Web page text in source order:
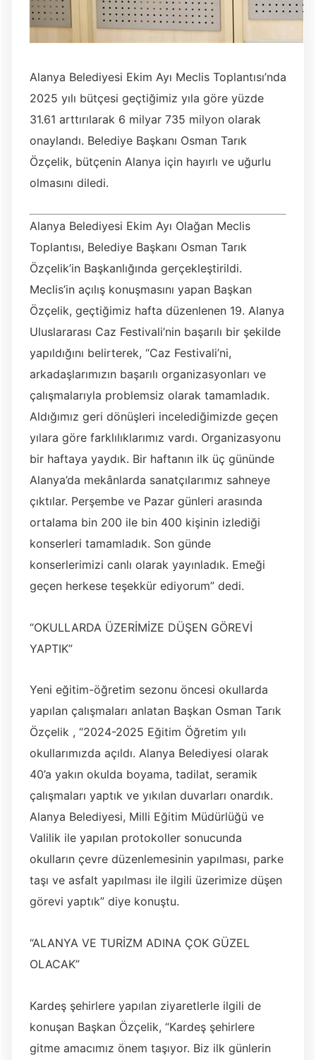
Alanya Belediyesi Ekim Ayı Meclis Toplantısı’nda
2025 yılı bütçesi geçtiğimiz yıla göre yüzde
31.61 arttırılarak 6 milyar 735 milyon olarak
onaylandı. Belediye Başkanı Osman Tarık
Özçelik, bütçenin Alanya için hayırlı ve uğurlu
olmasını diledi.
Alanya Belediyesi Ekim Ayı Olağan Meclis
Toplantısı, Belediye Başkanı Osman Tarık
Özçelik’in Başkanlığında gerçekleştirildi.
Meclis’in açılış konuşmasını yapan Başkan
Özçelik, geçtiğimiz hafta düzenlenen 19. Alanya
Uluslararası Caz Festivali’nin başarılı bir şekilde
yapıldığını belirterek, “Caz Festivali’ni,
arkadaşlarımızın başarılı organizasyonları ve
çalışmalarıyla problemsiz olarak tamamladık.
Aldığımız geri dönüşleri incelediğimizde geçen
yılara göre farklılıklarımız vardı. Organizasyonu
bir haftaya yaydık. Bir haftanın ilk üç gününde
Alanya’da mekânlarda sanatçılarımız sahneye
çıktılar. Perşembe ve Pazar günleri arasında
ortalama bin 200 ile bin 400 kişinin izlediği
konserleri tamamladık. Son günde
konserlerimizi canlı olarak yayınladık. Emeği
geçen herkese teşekkür ediyorum” dedi.
“OKULLARDA ÜZERİMİZE DÜŞEN GÖREVİ
YAPTIK”
Yeni eğitim-öğretim sezonu öncesi okullarda
yapılan çalışmaları anlatan Başkan Osman Tarık
Özçelik , “2024-2025 Eğitim Öğretim yılı
okullarımızda açıldı. Alanya Belediyesi olarak
40’a yakın okulda boyama, tadilat, seramik
çalışmaları yaptık ve yıkılan duvarları onardık.
Alanya Belediyesi, Milli Eğitim Müdürlüğü ve
Valilik ile yapılan protokoller sonucunda
okulların çevre düzenlemesinin yapılması, parke
taşı ve asfalt yapılması ile ilgili üzerimize düşen
görevi yaptık” diye konuştu.
“ALANYA VE TURİZM ADINA ÇOK GÜZEL
OLACAK”
Kardeş şehirlere yapılan ziyaretlerle ilgili de
konuşan Başkan Özçelik, “Kardeş şehirlere
gitme amacımız önem taşıyor. Biz ilk günlerin